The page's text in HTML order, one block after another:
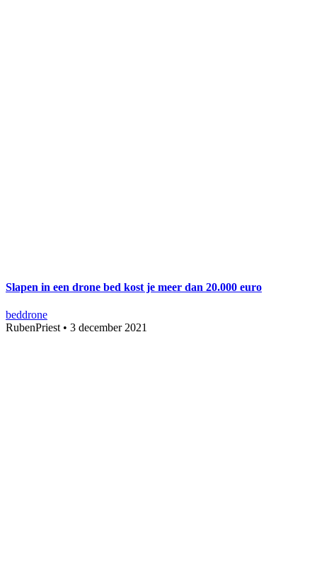
Slapen in een drone bed kost je meer dan 20.000 euro
beddrone
RubenPriest • 3 december 2021